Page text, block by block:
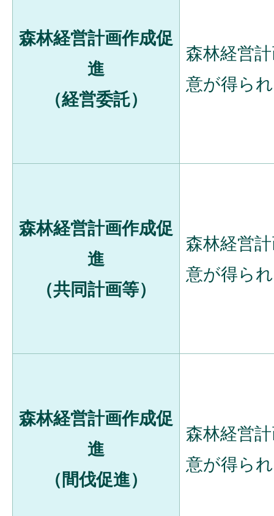
森林経営計画作成促
進
（経営委託）
森林経営
意が得ら
森林経営計画作成促
進
（共同計画等）
森林経営
意が得ら
森林経営計画作成促
進
（間伐促進）
森林経営
意が得ら